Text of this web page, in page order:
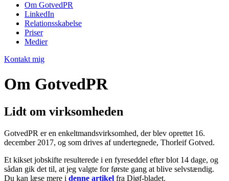
Om GotvedPR
LinkedIn
Relationsskabelse
Priser
Medier
Kontakt mig
Om GotvedPR
Lidt om virksomheden
GotvedPR er en enkeltmandsvirksomhed, der blev oprettet 16.
december 2017, og som drives af undertegnede, Thorleif Gotved.
Et kikset jobskifte resulterede i en fyreseddel efter blot 14 dage, og
sådan gik det til, at jeg valgte for første gang at blive selvstændig.
Du kan læse mere i denne artikel fra Djøf-bladet.